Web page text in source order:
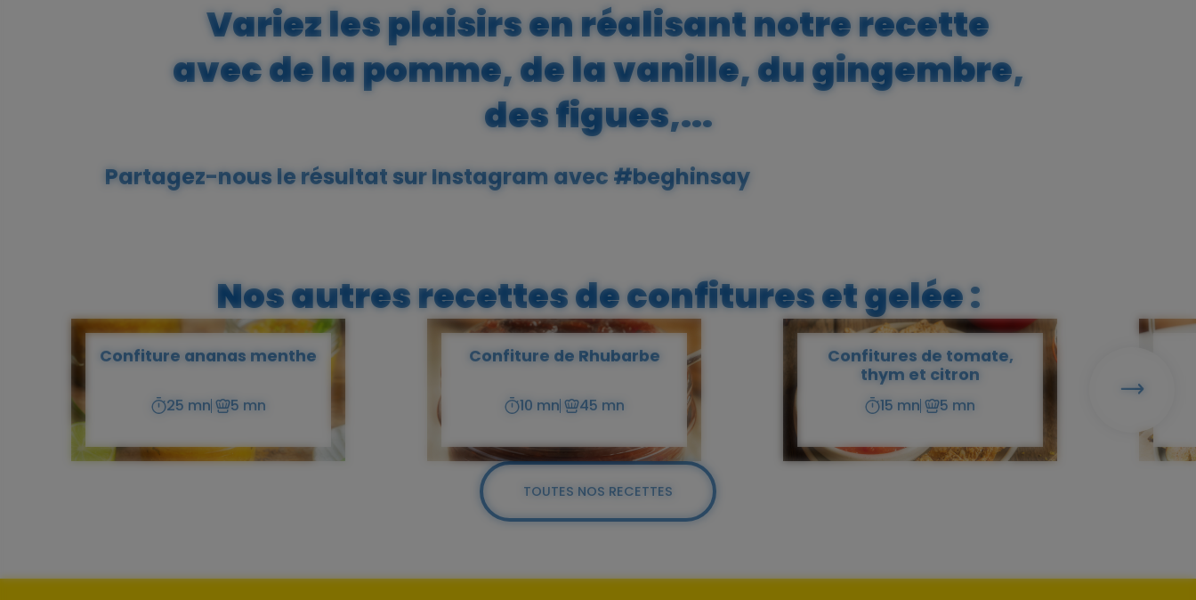
Variez les plaisirs en réalisant notre recette
avec de la pomme, de la vanille, du gingembre,
des figues,...
Partagez-nous le résultat sur Instagram avec #beghinsay
Nos autres recettes de confitures et gelée :
Confiture ananas menthe
Temps
préparation
25 mnTemps
cuisson
5 mn
Confiture de Rhubarbe
Temps
préparation
10 mnTemps
cuisson
45 mn
Confitures de tomate,
thym et citron
Temps
préparation
15 mnTemps
cuisson
5 mn Suivant
TOUTES NOS RECETTES